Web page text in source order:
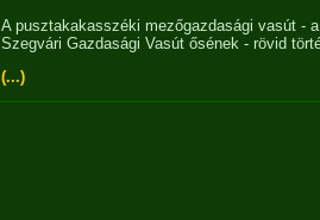
A pusztakakasszéki mezőgazdasági vasút - a
Szegvári Gazdasági Vasút ősének - rövid
(...)